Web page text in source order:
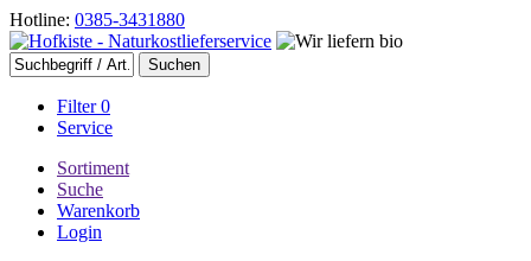
Hotline: 0385-3431880
Filter0
Service
Sortiment
Suche
Warenkorb
Login